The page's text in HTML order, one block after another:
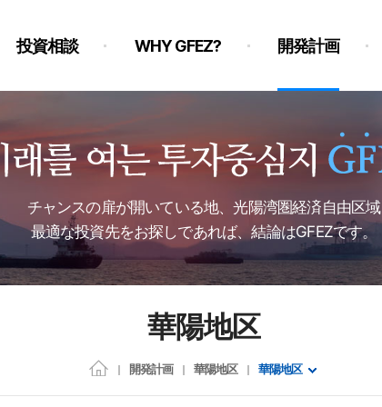
投資相談 WHY GFEZ? 開発計画
チャンスの扉が開いている地、光陽湾圏経済自由区域
最適な投資先をお探しであれば、結論はGFEZです。
華陽地区
開発計画 華陽地区 華陽地区